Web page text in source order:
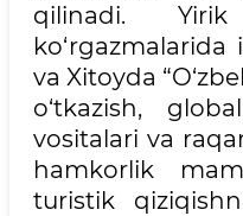
qilinadi.
ko‘rgazmalarida
va Xitoyda
o‘tkazish,
vositalari va
hamkorlik
turistik